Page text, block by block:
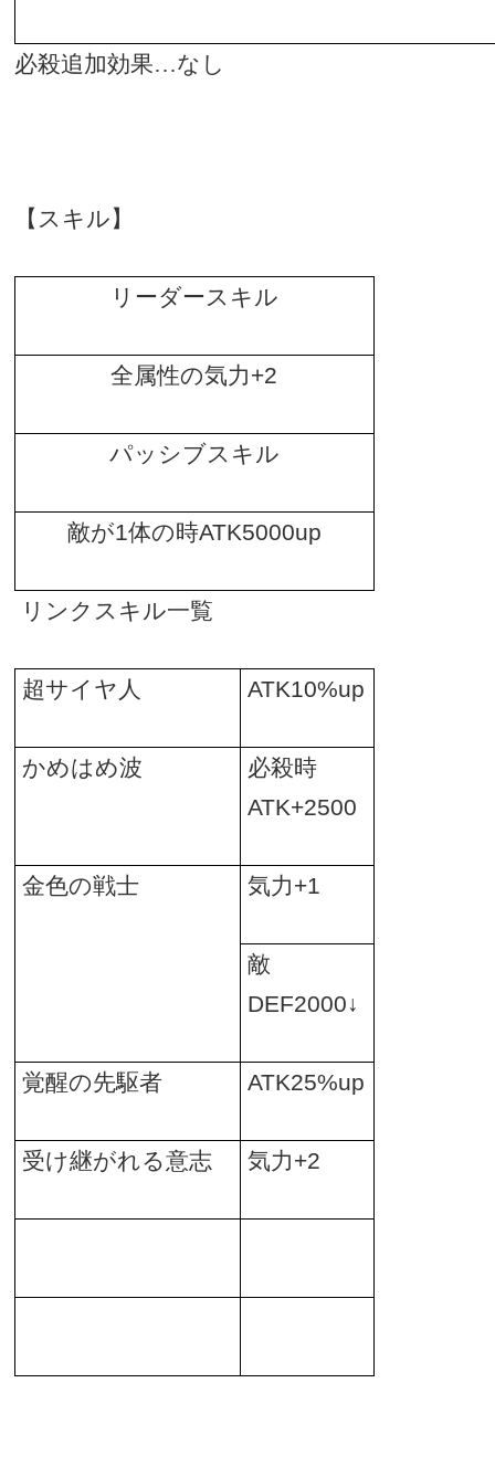
必殺追加効果…なし
【スキル】
リーダースキル
全属性の気力+2
パッシブスキル
敵が1体の時ATK5000up
リンクスキル一覧
超サイヤ人 ATK10%up
かめはめ波
必殺時
ATK+2500
金色の戦士 気力+1
敵
DEF2000↓
覚醒の先駆者 ATK25%up
受け継がれる意志 気力+2